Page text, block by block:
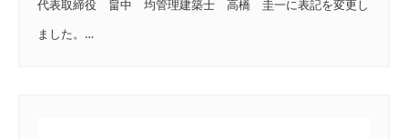
代表取締役 畠中 均管理建築士 高橋 圭一に表記を変更し
ました。…